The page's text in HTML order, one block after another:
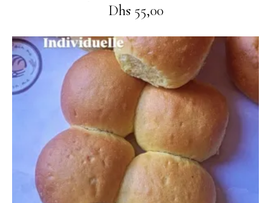
Dhs55,00
Ajouter au panier